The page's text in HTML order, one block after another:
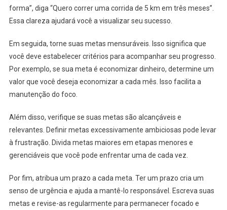
forma”, diga “Quero correr uma corrida de 5 km em três meses”.
Essa clareza ajudará você a visualizar seu sucesso.
Em seguida, torne suas metas mensuráveis. Isso significa que
você deve estabelecer critérios para acompanhar seu progresso.
Por exemplo, se sua meta é economizar dinheiro, determine um
valor que você deseja economizar a cada mês. Isso facilita a
manutenção do foco.
Além disso, verifique se suas metas são alcançáveis e
relevantes. Definir metas excessivamente ambiciosas pode levar
à frustração. Divida metas maiores em etapas menores e
gerenciáveis que você pode enfrentar uma de cada vez.
Por fim, atribua um prazo a cada meta. Ter um prazo cria um
senso de urgência e ajuda a mantê-lo responsável. Escreva suas
metas e revise-as regularmente para permanecer focado e